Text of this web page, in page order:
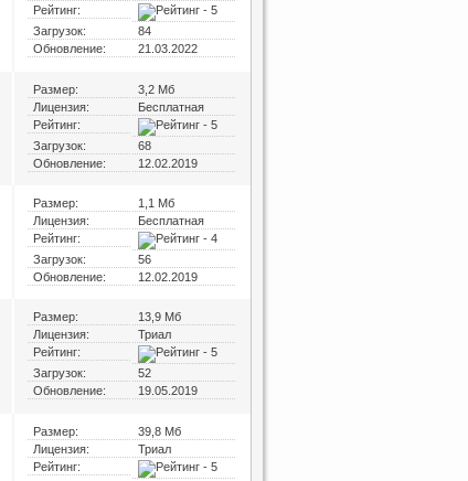
Рейтинг:
Загрузок:
84
Обновление:
21.03.2022
Размер:
3,2 Мб
Лицензия:
Бесплатная
Рейтинг:
Загрузок:
68
Обновление:
12.02.2019
Размер:
1,1 Мб
Лицензия:
Бесплатная
Рейтинг:
Загрузок:
56
Обновление:
12.02.2019
Размер:
13,9 Мб
Лицензия:
Триал
Рейтинг:
Загрузок:
52
Обновление:
19.05.2019
Размер:
39,8 Мб
Лицензия:
Триал
Рейтинг: